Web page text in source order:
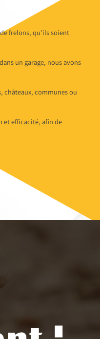
frelons, qu’ils soient
un garage, nous avons
châteaux, communes ou
et efficacité, afin de